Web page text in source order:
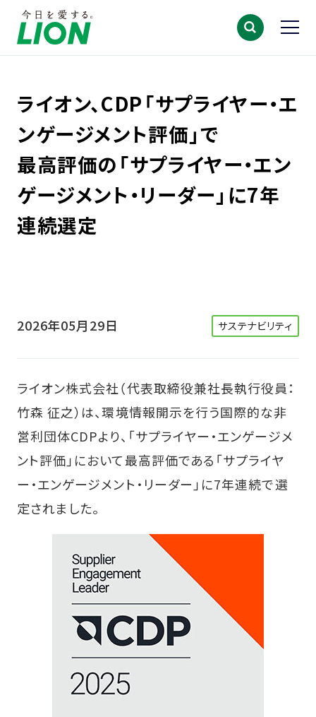
ライオン、CDP「サプライヤー・エ
ンゲージメント評価」で
最高評価の「サプライヤー・エン
ゲージメント・リーダー」に7年
連続選定
2026年05月29日 サステナビリティ
ライオン株式会社（代表取締役兼社長執行役員：
竹森 征之）は、環境情報開示を行う国際的な非
営利団体CDPより、「サプライヤー・エンゲージメ
ント評価」において最高評価である「サプライヤ
ー・エンゲージメント・リーダー」に7年連続で選
定されました。